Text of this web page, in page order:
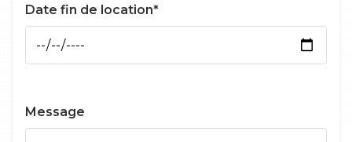
Date fin de location*
Message